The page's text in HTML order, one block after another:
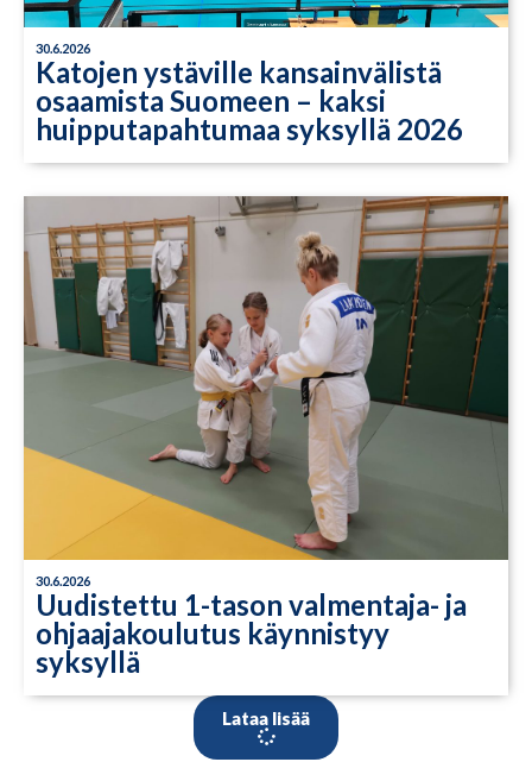
30.6.2026
Katojen ystäville kansainvälistä
osaamista Suomeen – kaksi
huipputapahtumaa syksyllä 2026
30.6.2026
Uudistettu 1-tason valmentaja- ja
ohjaajakoulutus käynnistyy
syksyllä
Lataa lisää